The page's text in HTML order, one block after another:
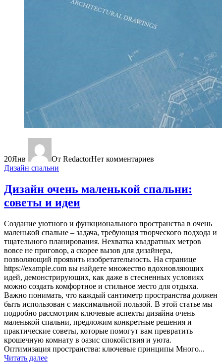
20Янв От RedactorНет комментариев
Дизайн спальни
Дизайн очень маленькой спальни:
советы и идеи
Создание уютного и функционального пространства в очень
маленькой спальне – задача, требующая творческого подхода и
тщательного планирования. Нехватка квадратных метров
вовсе не приговор, а скорее вызов для дизайнера,
позволяющий проявить изобретательность. На странице
https://example.com вы найдете множество вдохновляющих
идей, демонстрирующих, как даже в стесненных условиях
можно создать комфортное и стильное место для отдыха.
Важно понимать, что каждый сантиметр пространства должен
быть использован с максимальной пользой. В этой статье мы
подробно рассмотрим ключевые аспекты дизайна очень
маленькой спальни, предложим конкретные решения и
практические советы, которые помогут вам превратить
крошечную комнату в оазис спокойствия и уюта.
Оптимизация пространства: ключевые принципы Много...
Читать далее